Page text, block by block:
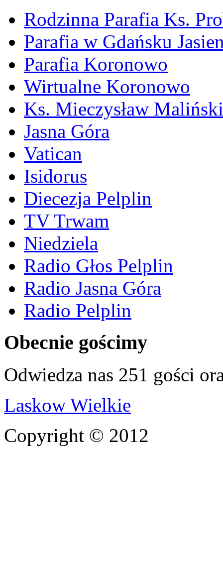
Rodzinna Parafia Ks.
Parafia w Gdańsku
Parafia Koronowo
Wirtualne Koronowo
Ks. Mieczysław Maliński
Jasna Góra
Vatican
Isidorus
Diecezja Pelplin
TV Trwam
Niedziela
Radio Głos Pelplin
Radio Jasna Góra
Radio Pelplin
Obecnie gościmy
Odwiedza nas 251 gości
Laskow Wielkie
Copyright © 2012